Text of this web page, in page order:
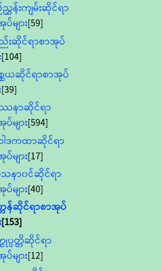
န်းကျမ်းဆိုင်ရာ
များ[59]
းဆိုင်ရာစာအုပ်
[104]
ဆယဆိုင်ရာစာအုပ်
[39]
နာဆိုင်ရာ
များ[594]
ါဒကထာဆိုင်ရာ
များ[17]
နာ၀င်ဆိုင်ရာ
များ[40]
န်ဆိုင်ရာစာအုပ်
[153]
ပ္ပတ္တိဆိုင်ရာ
များ[12]